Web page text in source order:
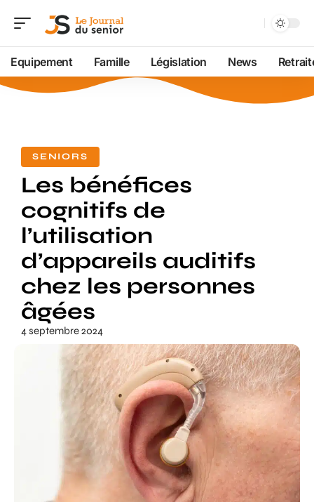
Equipement Famille Législation News
SENIORS
Les bénéfices
cognitifs de
l’utilisation
d’appareils auditifs
chez les personnes
âgées
4 septembre 2024